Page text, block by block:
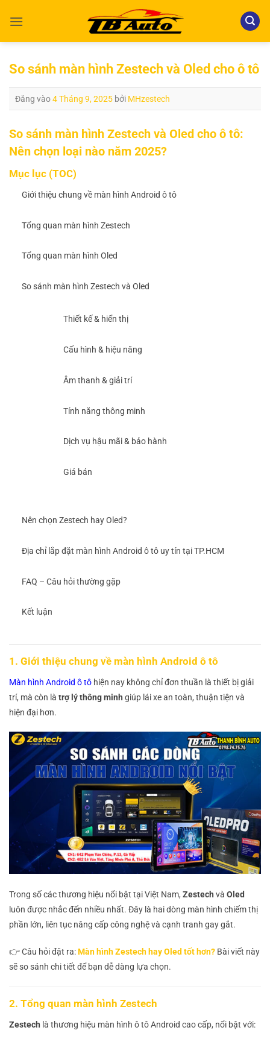
qua
So sánh màn hình Zestech và Oled cho ô tô
Đăng vào4 Tháng 9, 2025 bởi MHzestech
So sánh màn hình Zestech và Oled cho ô tô:
Nên chọn loại nào năm 2025?
Mục lục (TOC)
Giới thiệu chung về màn hình Android ô tô
Tổng quan màn hình Zestech
Tổng quan màn hình Oled
So sánh màn hình Zestech và Oled
Thiết kế & hiển thị
Cấu hình & hiệu năng
Âm thanh & giải trí
Tính năng thông minh
Dịch vụ hậu mãi & bảo hành
Giá bán
Nên chọn Zestech hay Oled?
Địa chỉ lắp đặt màn hình Android ô tô uy tín tại TP.HCM
FAQ – Câu hỏi thường gặp
Kết luận
1. Giới thiệu chung về màn hình Android ô tô
Màn hình Android ô tô hiện nay không chỉ đơn thuần là thiết bị giải
trí, mà còn là trợ lý thông minh giúp lái xe an toàn, thuận tiện và
hiện đại hơn.
Trong số các thương hiệu nổi bật tại Việt Nam, Zestech và Oled
luôn được nhắc đến nhiều nhất. Đây là hai dòng màn hình chiếm thị
phần lớn, liên tục nâng cấp công nghệ và cạnh tranh gay gắt.
👉 Câu hỏi đặt ra:Màn hình Zestech hay Oled tốt hơn? Bài viết này
sẽ so sánh chi tiết để bạn dễ dàng lựa chọn.
2. Tổng quan màn hình Zestech
Zestech là thương hiệu màn hình ô tô Android cao cấp, nổi bật với: